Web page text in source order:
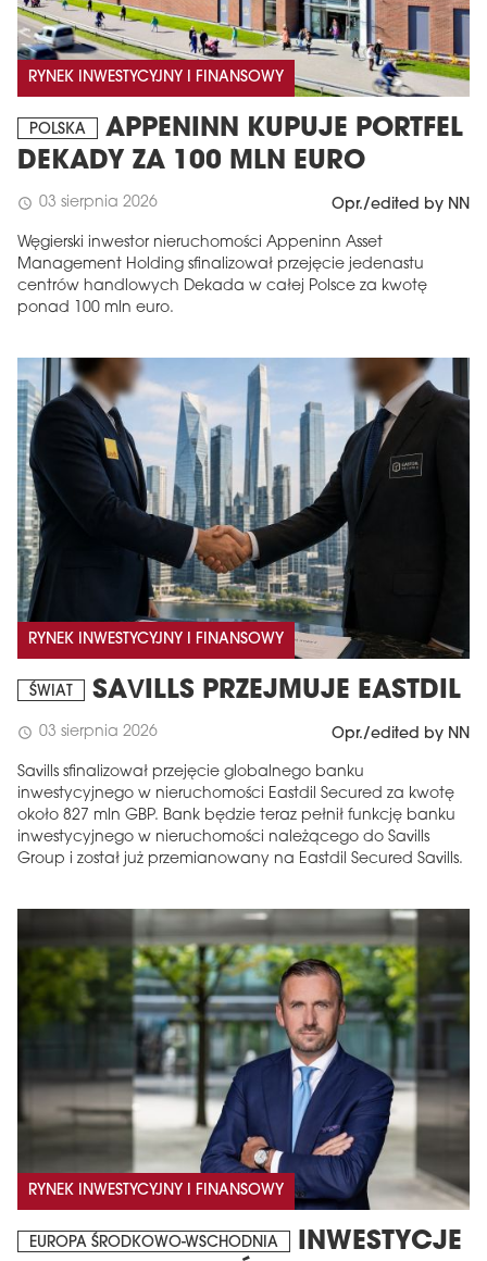
RYNEK INWESTYCYJNY I FINANSOWY
POLSKA
APPENINN KUPUJE PORTFEL
DEKADY ZA 100 MLN EURO
schedule 03 sierpnia 2026 Opr./edited by NN
Węgierski inwestor nieruchomości Appeninn Asset
Management Holding sfinalizował przejęcie jedenastu
centrów handlowych Dekada w całej Polsce za kwotę
ponad 100 mln euro.
RYNEK INWESTYCYJNY I FINANSOWY
ŚWIAT SAVILLS PRZEJMUJE EASTDIL
schedule 03 sierpnia 2026 Opr./edited by NN
Savills sfinalizował przejęcie globalnego banku
inwestycyjnego w nieruchomości Eastdil Secured za kwotę
około 827 mln GBP. Bank będzie teraz pełnił funkcję banku
inwestycyjnego w nieruchomości należącego do Savills
Group i został już przemianowany na Eastdil Secured Savills.
RYNEK INWESTYCYJNY I FINANSOWY
EUROPA ŚRODKOWO-WSCHODNIA
INWESTYCJE